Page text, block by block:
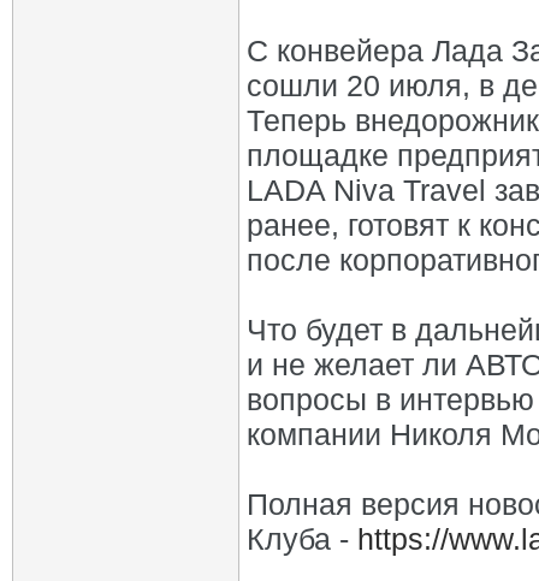
С конвейера Лада
сошли 20 июля, в
Теперь
площадке
LADA Niva Travel
ранее, готовят к
после
Что будет в
и не желает ли
вопросы в
компании Николя
Полная версия
Клуба - https://